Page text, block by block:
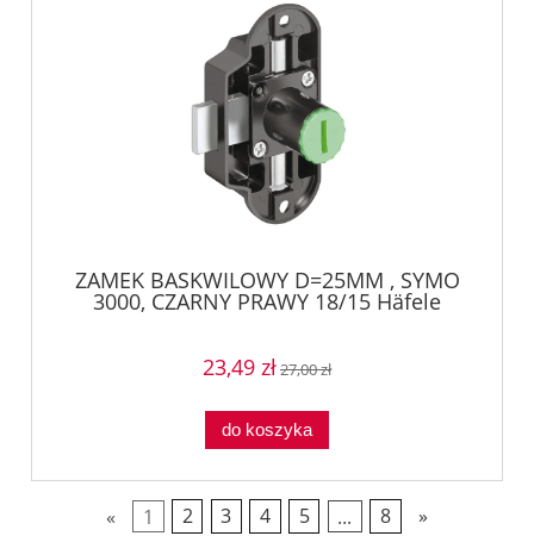
ZAMEK BASKWILOWY D=25MM , SYMO
3000, CZARNY PRAWY 18/15 Häfele
23,49 zł27,00 zł
do koszyka
« 1 2 3 4 5 ... 8 »